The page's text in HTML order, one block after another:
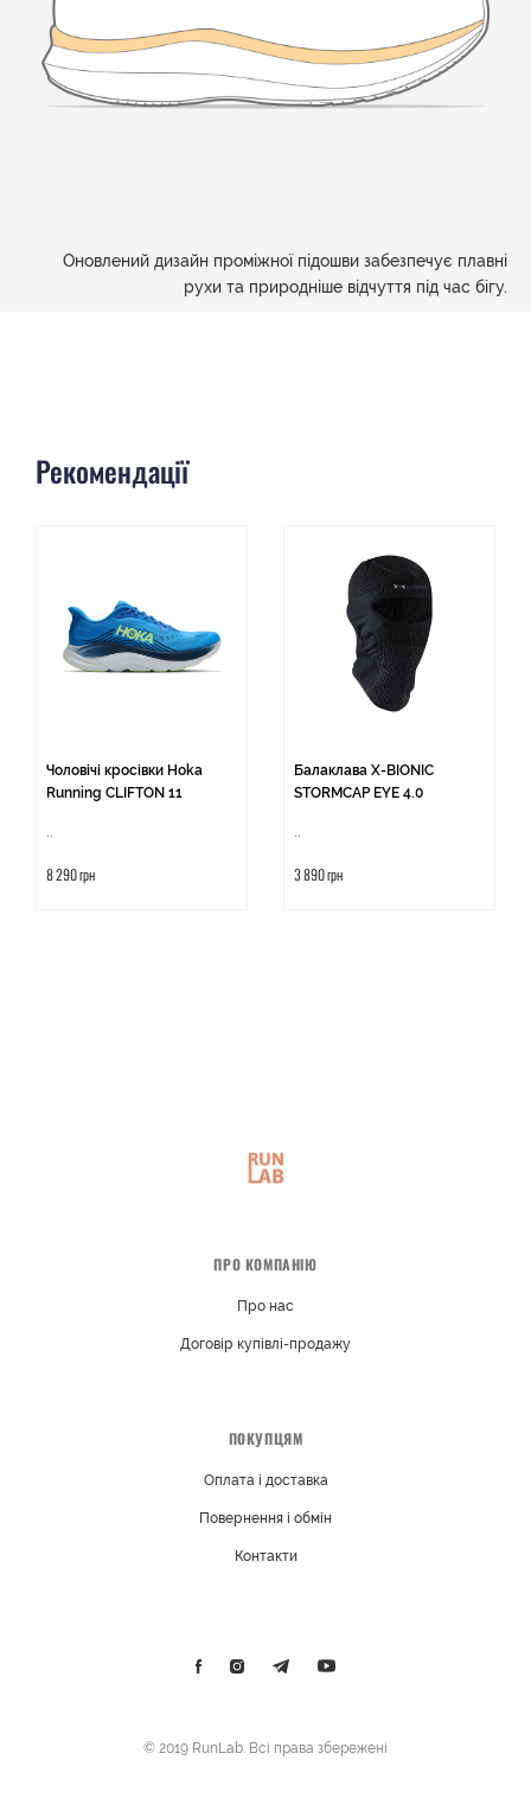
Оновлений дизайн проміжної підошви забезпечує плавні
рухи та природніше відчуття під час бігу.
Рекомендації
Чоловічі кросівки Hoka
Running CLIFTON 11
8 290 грн
Балаклава X-BIONIC
STORMCAP EYE 4.0
3 890 грн
ПРО КОМПАНІЮ
Про нас
Договір купівлі-продажу
ПОКУПЦЯМ
Оплата і доставка
Повернення і обмін
Контакти
© 2019 RunLab. Всі права збережені